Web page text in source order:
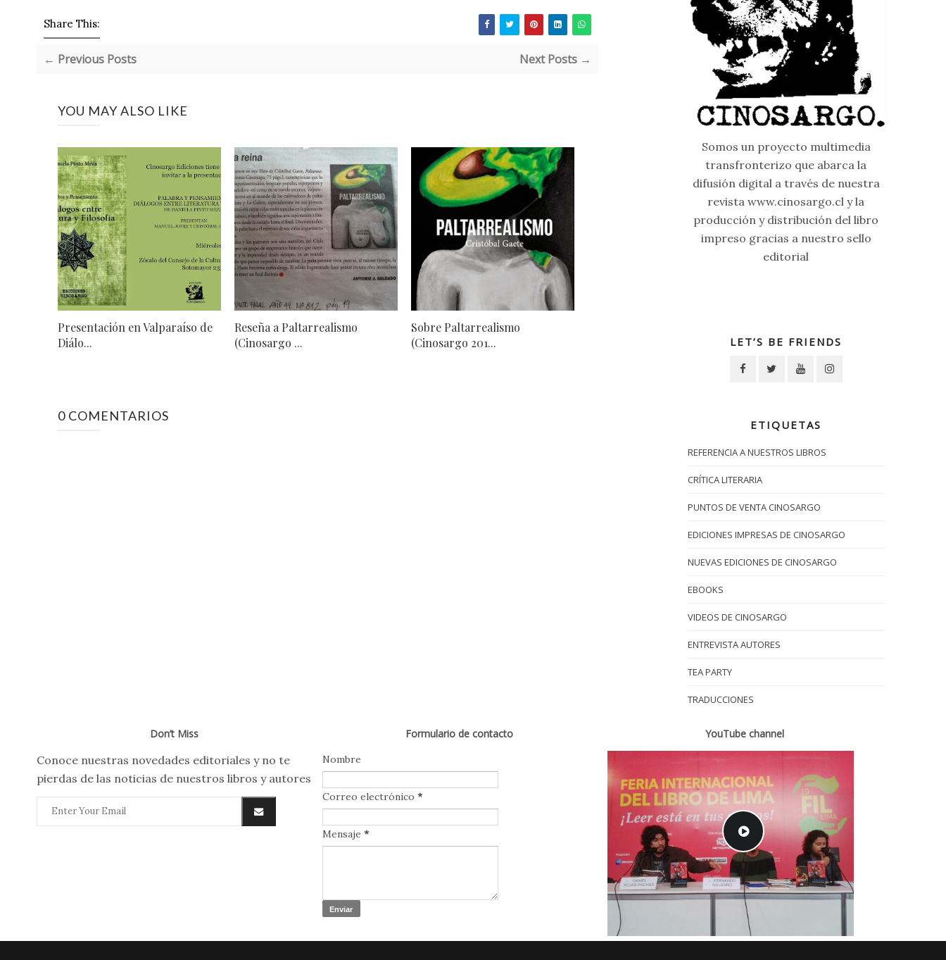
Share This:
← Previous Posts Next Posts →
YOU MAY ALSO LIKE
Presentación en Valparaíso de
Diálo...
Reseña a Paltarrealismo
(Cinosargo ...
Sobre Paltarrealismo
(Cinosargo 201...
0 COMENTARIOS
Somos un proyecto multimedia
transfronterizo que abarca la
difusión digital a través de nuestra
revista www.cinosargo.cl y la
producción y distribución del libro
impreso gracias a nuestro sello
editorial
LET’S BE FRIENDS
ETIQUETAS
REFERENCIA A NUESTROS LIBROS
CRÍTICA LITERARIA
PUNTOS DE VENTA CINOSARGO
EDICIONES IMPRESAS DE CINOSARGO
NUEVAS EDICIONES DE CINOSARGO
EBOOKS
VIDEOS DE CINOSARGO
ENTREVISTA AUTORES
TEA PARTY
TRADUCCIONES
Don’t Miss
Conoce nuestras novedades editoriales y no te
pierdas de las noticias de nuestros libros y autores
Formulario de contacto
Nombre
Correo electrónico *
Mensaje *
YouTube channel